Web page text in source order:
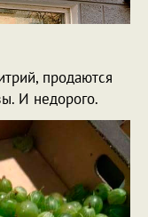
продаются
И недорого.